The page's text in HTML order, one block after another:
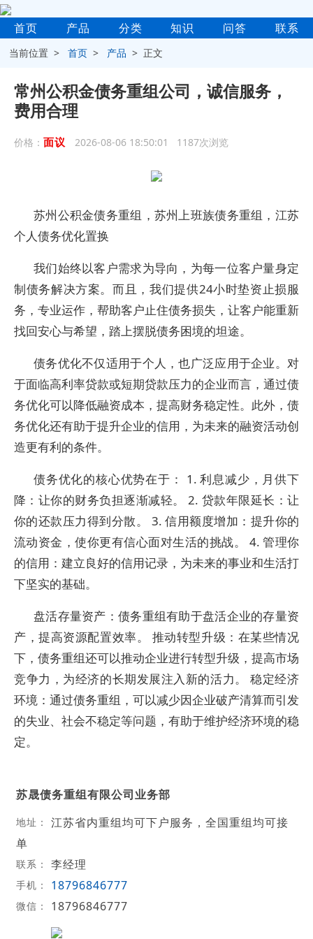
首页 产品 分类 知识 问答 联系
当前位置 >首页 > 产品 > 正文
常州公积金债务重组公司，诚信服务，
费用合理
价格： 面议 2026-08-06 18:50:01 1187次浏览
苏州公积金债务重组，苏州上班族债务重组，江苏
个人债务优化置换
我们始终以客户需求为导向，为每一位客户量身定
制债务解决方案。而且，我们提供24小时垫资止损服
务，专业运作，帮助客户止住债务损失，让客户能重新
找回安心与希望，踏上摆脱债务困境的坦途。
债务优化不仅适用于个人，也广泛应用于企业。对
于面临高利率贷款或短期贷款压力的企业而言，通过债
务优化可以降低融资成本，提高财务稳定性。此外，债
务优化还有助于提升企业的信用，为未来的融资活动创
造更有利的条件。
债务优化的核心优势在于： 1. 利息减少，月供下
降：让你的财务负担逐渐减轻。 2. 贷款年限延长：让
你的还款压力得到分散。 3. 信用额度增加：提升你的
流动资金，使你更有信心面对生活的挑战。 4. 管理你
的信用：建立良好的信用记录，为未来的事业和生活打
下坚实的基础。
盘活存量资产：债务重组有助于盘活企业的存量资
产，提高资源配置效率。 推动转型升级：在某些情况
下，债务重组还可以推动企业进行转型升级，提高市场
竞争力，为经济的长期发展注入新的活力。 稳定经济
环境：通过债务重组，可以减少因企业破产清算而引发
的失业、社会不稳定等问题，有助于维护经济环境的稳
定。
苏晟债务重组有限公司业务部
地址：
江苏省内重组均可下户服务，全国重组均可接
单
联系： 李经理
手机： 18796846777
微信： 18796846777